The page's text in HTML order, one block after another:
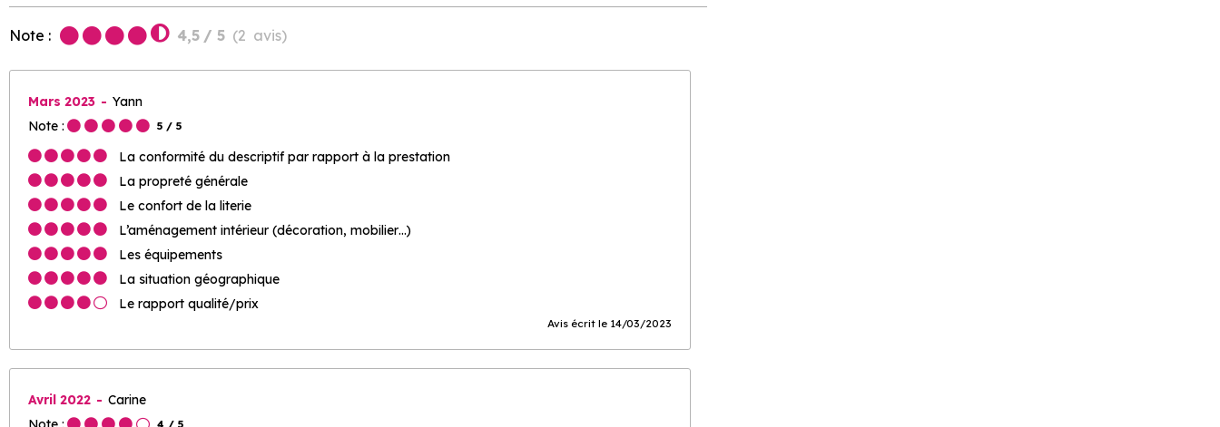
Note : 4,5 / 5 (2 avis)
Mars 2023
Yann
Note :
5 / 5
La conformité du descriptif par rapport à la prestation
La propreté générale
Le confort de la literie
L’aménagement intérieur (décoration, mobilier…)
Les équipements
La situation géographique
Le rapport qualité/prix
Avis écrit le 14/03/2023
Avril 2022
Carine
4 / 5